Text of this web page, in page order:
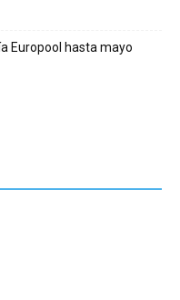
Europool hasta mayo